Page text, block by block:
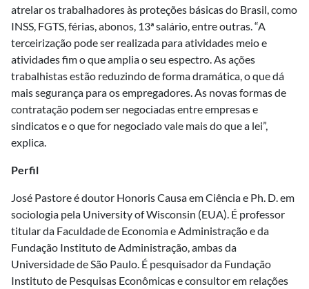
atrelar os trabalhadores às proteções básicas do Brasil, como
INSS, FGTS, férias, abonos, 13ª salário, entre outras. “A
terceirização pode ser realizada para atividades meio e
atividades fim o que amplia o seu espectro. As ações
trabalhistas estão reduzindo de forma dramática, o que dá
mais segurança para os empregadores. As novas formas de
contratação podem ser negociadas entre empresas e
sindicatos e o que for negociado vale mais do que a lei”,
explica.
Perfil
José Pastore é doutor Honoris Causa em Ciência e Ph. D. em
sociologia pela University of Wisconsin (EUA). É professor
titular da Faculdade de Economia e Administração e da
Fundação Instituto de Administração, ambas da
Universidade de São Paulo. É pesquisador da Fundação
Instituto de Pesquisas Econômicas e consultor em relações